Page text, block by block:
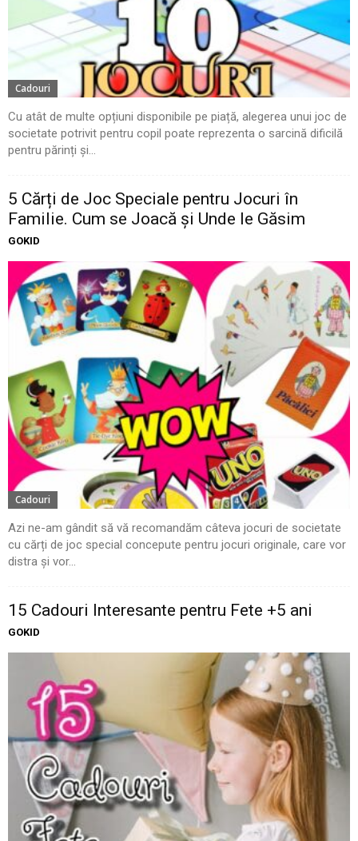
Cadouri
Cu atât de multe opțiuni disponibile pe piață, alegerea unui joc de
societate potrivit pentru copil poate reprezenta o sarcină dificilă
pentru părinți și...
5 Cărți de Joc Speciale pentru Jocuri în
Familie. Cum se Joacă și Unde le Găsim
GOKID
Cadouri
Azi ne-am gândit să vă recomandăm câteva jocuri de societate
cu cărți de joc special concepute pentru jocuri originale, care vor
distra și vor...
15 Cadouri Interesante pentru Fete +5 ani
GOKID